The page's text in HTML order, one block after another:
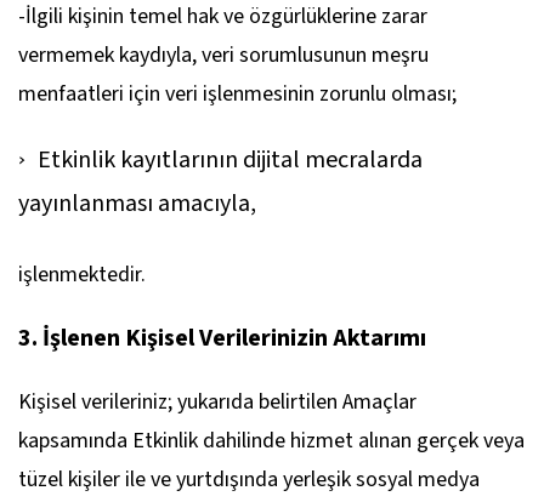
-İlgili kişinin temel hak ve özgürlüklerine zarar
vermemek kaydıyla, veri sorumlusunun meşru
menfaatleri için veri işlenmesinin zorunlu olması;
Etkinlik kayıtlarının dijital mecralarda
yayınlanması amacıyla,
işlenmektedir.
3. İşlenen Kişisel Verilerinizin Aktarımı
Kişisel verileriniz; yukarıda belirtilen Amaçlar
kapsamında Etkinlik dahilinde hizmet alınan gerçek veya
tüzel kişiler ile ve yurtdışında yerleşik sosyal medya